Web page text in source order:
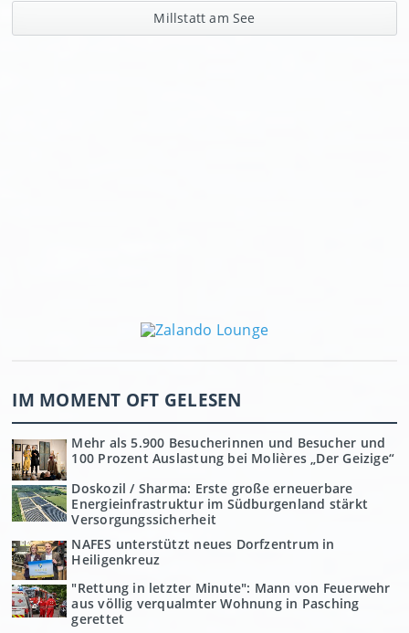
Millstatt am See
IM MOMENT OFT GELESEN
Mehr als 5.900 Besucherinnen und Besucher und
100 Prozent Auslastung bei Molières „Der Geizige“
Doskozil / Sharma: Erste große erneuerbare
Energieinfrastruktur im Südburgenland stärkt
Versorgungssicherheit
NAFES unterstützt neues Dorfzentrum in
Heiligenkreuz
"Rettung in letzter Minute": Mann von Feuerwehr
aus völlig verqualmter Wohnung in Pasching
gerettet